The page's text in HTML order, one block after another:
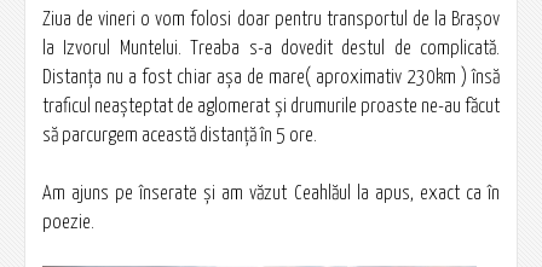
Ziua de vineri o vom folosi doar pentru transportul de la Braşov
la Izvorul Muntelui. Treaba s-a dovedit destul de complicată.
Distanţa nu a fost chiar aşa de mare( aproximativ 230km ) însă
traficul neaşteptat de aglomerat şi drumurile proaste ne-au făcut
să parcurgem această distanţă în 5 ore.
Am ajuns pe înserate şi am văzut Ceahlăul la apus, exact ca în
poezie.